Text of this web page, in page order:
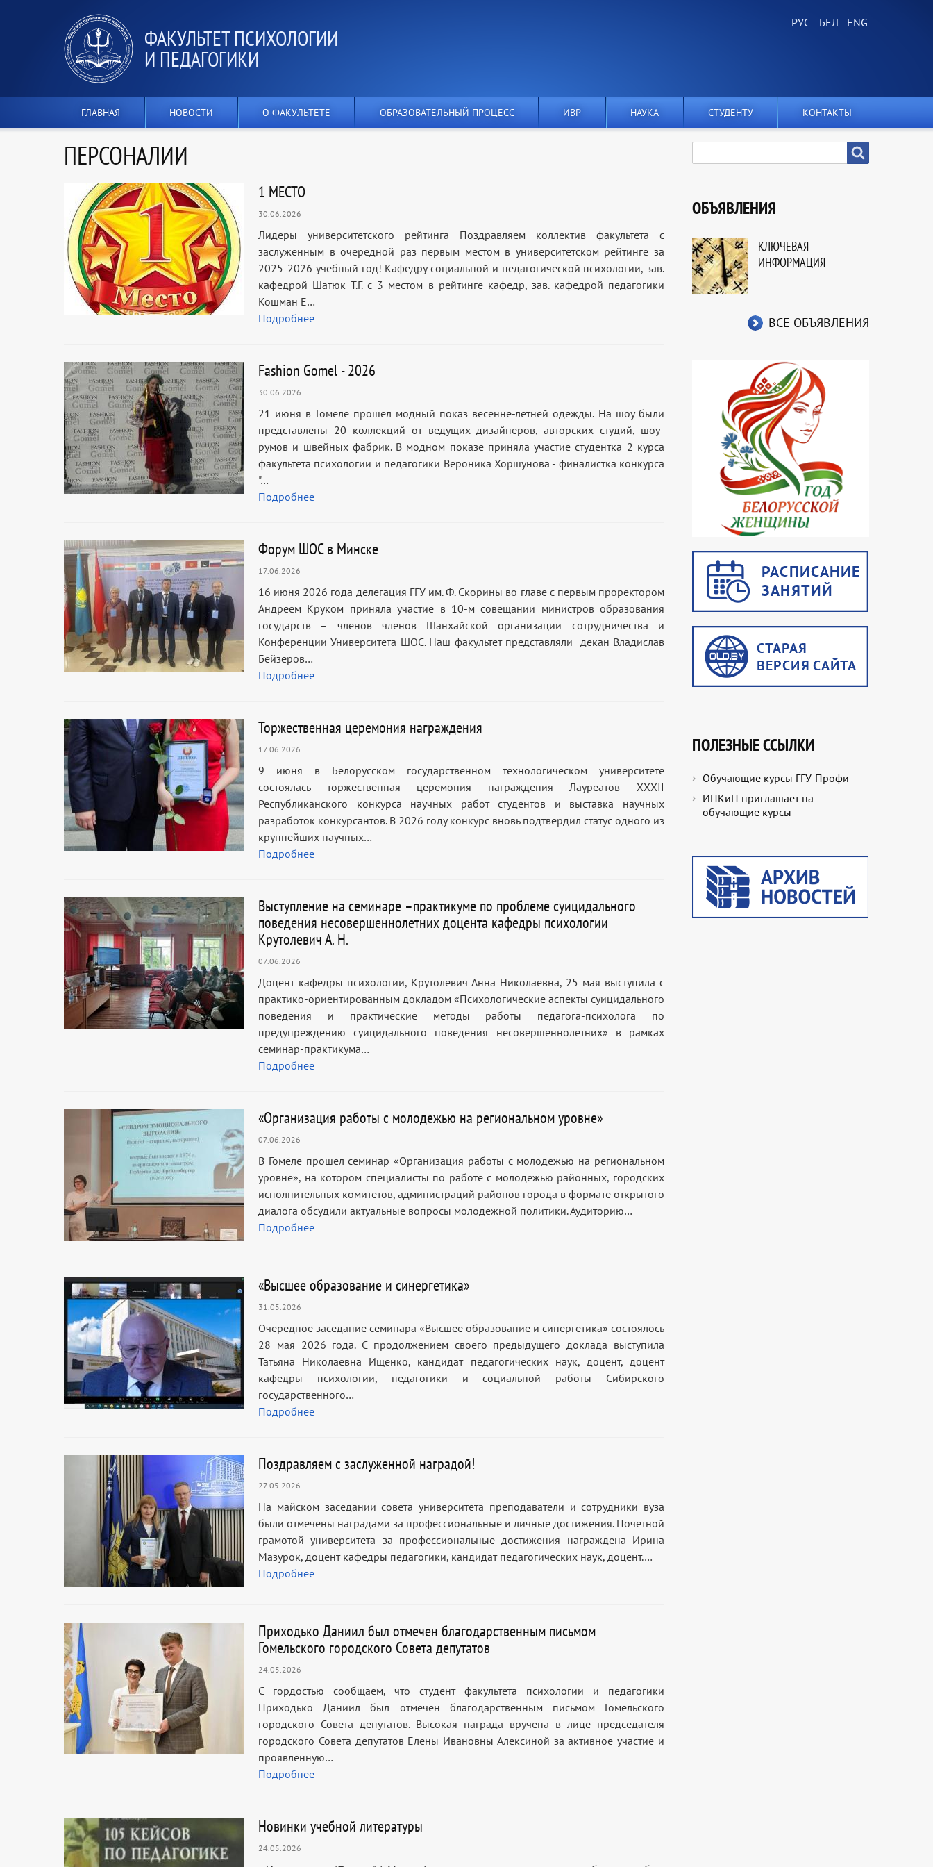
ФАКУЛЬТЕТ ПСИХОЛОГИИ
И ПЕДАГОГИКИ
ГЛАВНАЯ НОВОСТИ О ФАКУЛЬТЕТЕ ОБРАЗОВАТЕЛЬНЫЙ ПРОЦЕСС ИВР НАУКА СТУДЕНТУ КОНТАКТЫ
ПЕРСОНАЛИИ
1 МЕСТО
30.06.2026
Лидеры университетского рейтинга Поздравляем коллектив факультета с
заслуженным в очередной раз первым местом в университетском рейтинге за
2025-2026 учебный год! Кафедру социальной и педагогической психологии, зав.
кафедрой Шатюк Т.Г. с 3 местом в рейтинге кафедр, зав. кафедрой педагогики
Кошман Е…
Подробнее
Fashion Gomel - 2026
30.06.2026
21 июня в Гомеле прошел модный показ весенне-летней одежды. На шоу были
представлены 20 коллекций от ведущих дизайнеров, авторских студий, шоу-
румов и швейных фабрик. В модном показе приняла участие студентка 2 курса
факультета психологии и педагогики Вероника Хоршунова - финалистка конкурса
"…
Подробнее
Форум ШОС в Минске
17.06.2026
16 июня 2026 года делегация ГГУ им. Ф. Скорины во главе с первым проректором
Андреем Круком приняла участие в 10-м совещании министров образования
государств – членов членов Шанхайской организации сотрудничества и
Конференции Университета ШОС. Наш факультет представляли декан Владислав
Бейзеров…
Подробнее
Торжественная церемония награждения
17.06.2026
9 июня в Белорусском государственном технологическом университете
состоялась торжественная церемония награждения Лауреатов XXXII
Республиканского конкурса научных работ студентов и выставка научных
разработок конкурсантов. В 2026 году конкурс вновь подтвердил статус одного из
крупнейших научных…
Подробнее
Выступление на семинаре –практикуме по проблеме суицидального
поведения несовершеннолетних доцента кафедры психологии
Крутолевич А. Н.
07.06.2026
Доцент кафедры психологии, Крутолевич Анна Николаевна, 25 мая выступила с
практико-ориентированным докладом «Психологические аспекты суицидального
поведения и практические методы работы педагога-психолога по
предупреждению суицидального поведения несовершеннолетних» в рамках
семинар-практикума…
Подробнее
«Организация работы с молодежью на региональном уровне»
07.06.2026
В Гомеле прошел семинар «Организация работы с молодежью на региональном
уровне», на котором специалисты по работе с молодежью районных, городских
исполнительных комитетов, администраций районов города в формате открытого
диалога обсудили актуальные вопросы молодежной политики. Аудиторию…
Подробнее
«Высшее образование и синергетика»
31.05.2026
Очередное заседание семинара «Высшее образование и синергетика» состоялось
28 мая 2026 года. С продолжением своего предыдущего доклада выступила
Татьяна Николаевна Ищенко, кандидат педагогических наук, доцент, доцент
кафедры психологии, педагогики и социальной работы Сибирского
государственного…
Подробнее
Поздравляем с заслуженной наградой!
27.05.2026
На майском заседании совета университета преподаватели и сотрудники вуза
были отмечены наградами за профессиональные и личные достижения. Почетной
грамотой университета за профессиональные достижения награждена Ирина
Мазурок, доцент кафедры педагогики, кандидат педагогических наук, доцент.…
Подробнее
Приходько Даниил был отмечен благодарственным письмом
Гомельского городского Совета депутатов
24.05.2026
С гордостью сообщаем, что студент факультета психологии и педагогики
Приходько Даниил был отмечен благодарственным письмом Гомельского
городского Совета депутатов. Высокая награда вручена в лице председателя
городского Совета депутатов Елены Ивановны Алексиной за активное участие и
проявленную…
Подробнее
Новинки учебной литературы
24.05.2026
ОБЪЯВЛЕНИЯ
КЛЮЧЕВАЯ
ИНФОРМАЦИЯ
ВСЕ ОБЪЯВЛЕНИЯ
ПОЛЕЗНЫЕ ССЫЛКИ
Обучающие курсы ГГУ-Профи
ИПКиП приглашает на
обучающие курсы